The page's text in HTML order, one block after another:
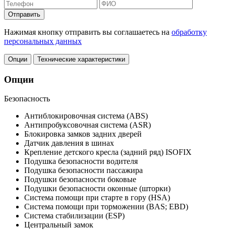
Отправить
Нажимая кнопку отправить вы соглашаетесь на обработку
персональных данных
Опции Технические характеристики
Опции
Безопасность
Антиблокировочная система (ABS)
Антипробуксовочная система (ASR)
Блокировка замков задних дверей
Датчик давления в шинах
Крепление детского кресла (задний ряд) ISOFIX
Подушка безопасности водителя
Подушка безопасности пассажира
Подушки безопасности боковые
Подушки безопасности оконные (шторки)
Система помощи при старте в гору (HSA)
Система помощи при торможении (BAS; EBD)
Система стабилизации (ESP)
Центральный замок